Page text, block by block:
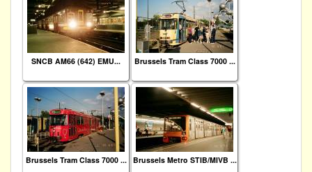
SNCB AM66 (642) EMU... Brussels Tram Class 7000 ...
Brussels Tram Class 7000 ... Brussels Metro STIB/MIVB ...